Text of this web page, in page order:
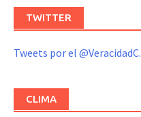
TWITTER
Tweets por el @VeracidadC.
CLIMA